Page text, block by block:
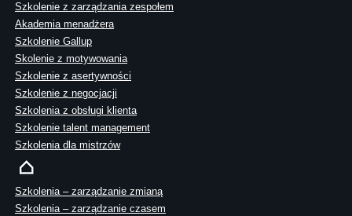
Szkolenie z zarządzania zespołem
Akademia menadżera
Szkolenie Gallup
Skolenie z motywowania
Szkolenie z asertywności
Szkolenie z negocjacji
Szkolenia z obsługi klienta
Szkolenie talent management
Szkolenia dla mistrzów
Szkolenia – zarządzanie zmianą
Szkolenia – zarządzanie czasem